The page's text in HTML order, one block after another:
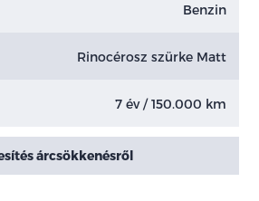
Benzin
Rinocérosz szürke Matt
7 év / 150.000 km
árcsökkenésről